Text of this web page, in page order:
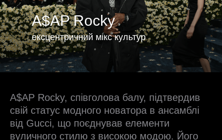
A$AP Rocky
ексцентричний мікс культур
A$AP Rocky, співголова балу, підтвердив
свій статус модного новатора в ансамблі
від Gucci, що поєднував елементи
вуличного стилю з високою модою. Його